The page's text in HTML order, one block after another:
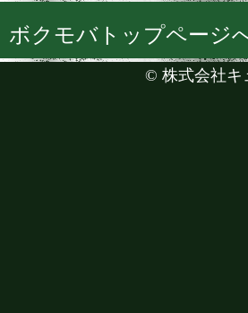
ボクモバトップページ
© 株式会社キ